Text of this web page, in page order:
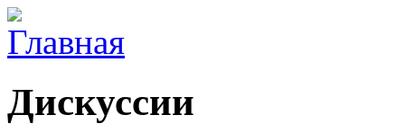
Дискуссии